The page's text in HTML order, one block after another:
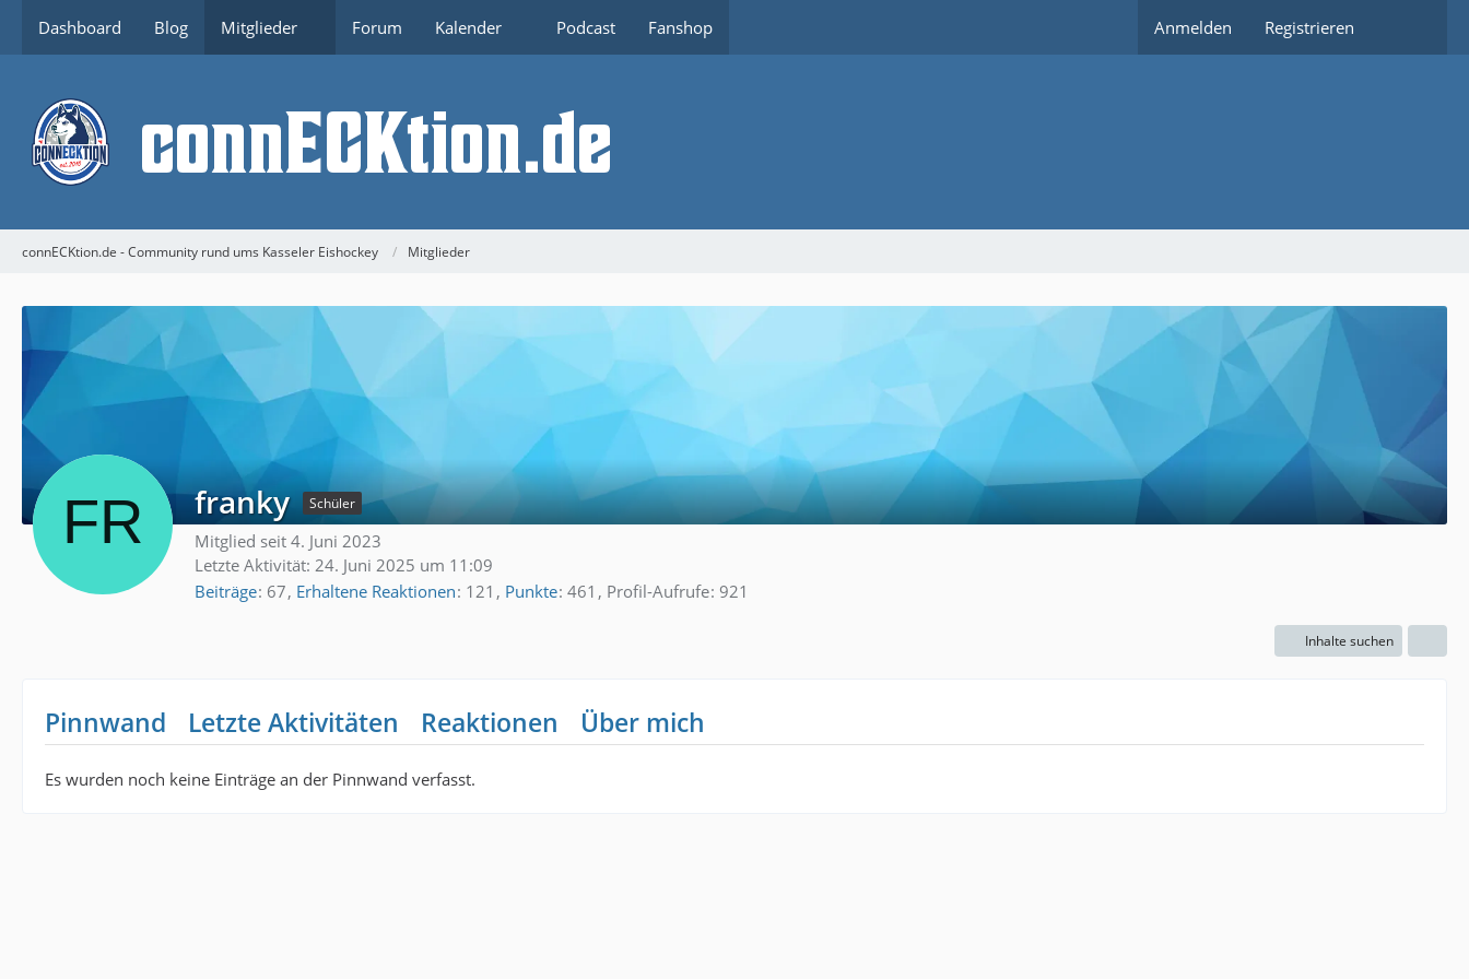
Dashboard Blog Mitglieder Forum Kalender Podcast Fanshop Anmelden Registrieren
connECKtion.de - Community rund ums Kasseler Eishockey Mitglieder
franky Schüler
Mitglied seit 4. Juni 2023
Letzte Aktivität: 24. Juni 2025 um 11:09
Beiträge 67 Erhaltene Reaktionen 121 Punkte 461 Profil-Aufrufe 921
Inhalte suchen
Pinnwand Letzte Aktivitäten Reaktionen Über mich
Es wurden noch keine Einträge an der Pinnwand verfasst.